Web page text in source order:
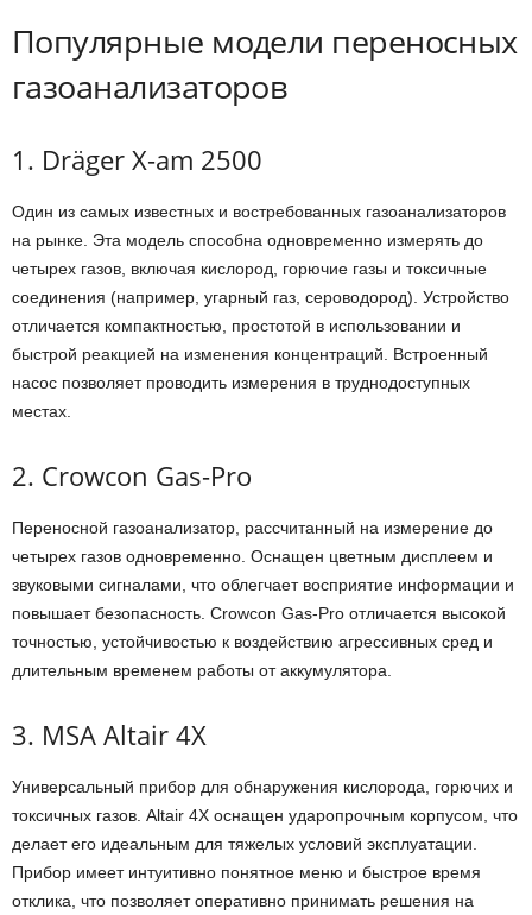
Популярные модели переносных
газоанализаторов
1. Dräger X-am 2500
Один из самых известных и востребованных газоанализаторов
на рынке. Эта модель способна одновременно измерять до
четырех газов, включая кислород, горючие газы и токсичные
соединения (например, угарный газ, сероводород). Устройство
отличается компактностью, простотой в использовании и
быстрой реакцией на изменения концентраций. Встроенный
насос позволяет проводить измерения в труднодоступных
местах.
2. Crowcon Gas-Pro
Переносной газоанализатор, рассчитанный на измерение до
четырех газов одновременно. Оснащен цветным дисплеем и
звуковыми сигналами, что облегчает восприятие информации и
повышает безопасность. Crowcon Gas-Pro отличается высокой
точностью, устойчивостью к воздействию агрессивных сред и
длительным временем работы от аккумулятора.
3. MSA Altair 4X
Универсальный прибор для обнаружения кислорода, горючих и
токсичных газов. Altair 4X оснащен ударопрочным корпусом, что
делает его идеальным для тяжелых условий эксплуатации.
Прибор имеет интуитивно понятное меню и быстрое время
отклика, что позволяет оперативно принимать решения на